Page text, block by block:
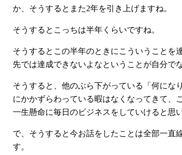
か、そうするとまた2年を引き上げますね。
そうするとこっちは半年くらいですね。
そうするとこの半年のときにこういうことを
先では達成できないよなということが自分で
そうすると、他のぶら下がっている「何にな
にかかずらわっている暇はなくなってきて、
一生懸命に毎日のビジネスをしていけると思
で、そうすると今お話をしたことは全部一直
す。